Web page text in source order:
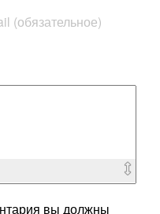
(обязательное)
вы должны